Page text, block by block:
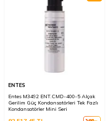
ENTES
Entes M3492 ENT.CMD-400-5 Alçak
Gerilim Güç Kondansatörleri Tek Fazlı
Kondansatörler Mini Seri